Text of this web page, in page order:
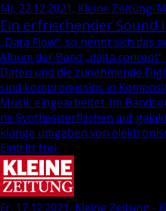
Mi, 22.12.2021, Kleine Zeitung-
Ein erfrischender Sound
„Data Flow“, so nennt sich das
Album der Band „delta
Daten und die zu­neh­men­de
sind kom­pro­miss­los in
Musik ein­ge­ar­bei­tet. Im
ne Syn­the­si­zer­flä­chen auf
klän­ge um­ge­ben von
Ein­tritt frei.
Fr, 17.12.2021, Kleine Zeitung -